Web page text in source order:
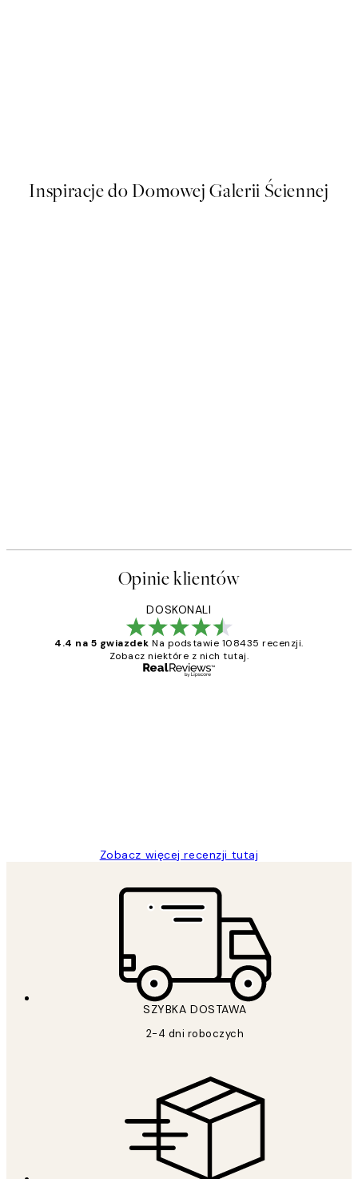
Inspiracje do Domowej Galerii Ściennej
Opinie klientów
DOSKONALI
4.4 na 5 gwiazdek Na podstawie 108435 recenzji.
Zobacz niektóre z nich tutaj.
Zobacz więcej recenzji tutaj
SZYBKA DOSTAWA
2-4 dni roboczych